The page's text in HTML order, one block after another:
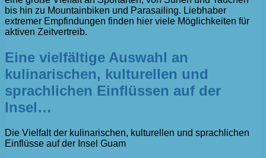
bis hin zu Mountainbiken und Parasailing. Liebhaber
extremer Empfindungen finden hier viele Möglichkeiten für
aktiven Zeitvertreib.
Eine vielfältige Auswahl an
kulinarischen, kulturellen und
sprachlichen Einflüssen auf der
Insel…
Die Vielfalt der kulinarischen, kulturellen und sprachlichen
Einflüsse auf der Insel Guam